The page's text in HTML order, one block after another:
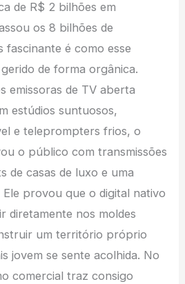
de R$ 2 bilhões em
os 8 bilhões de
fascinante é como esse
de forma orgânica.
emissoras de TV aberta
estúdios suntuosos,
e teleprompters frios, o
o público com transmissões
de casas de luxo e uma
Ele provou que o digital nativo
diretamente nos moldes
um território próprio
jovem se sente acolhida. No
comercial traz consigo